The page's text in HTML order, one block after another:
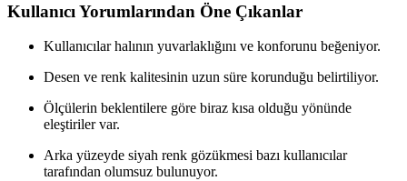
Kullanıcı Yorumlarından Öne Çıkanlar
Kullanıcılar halının yuvarlaklığını ve konforunu beğeniyor.
Desen ve renk kalitesinin uzun süre korunduğu belirtiliyor.
Ölçülerin beklentilere göre biraz kısa olduğu yönünde
eleştiriler var.
Arka yüzeyde siyah renk gözükmesi bazı kullanıcılar
tarafından olumsuz bulunuyor.